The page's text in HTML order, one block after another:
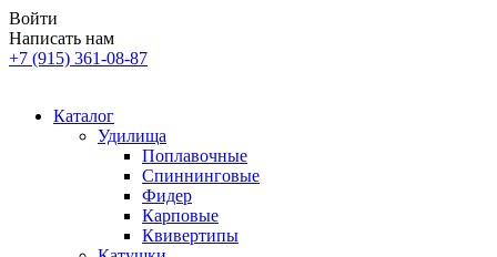
Войти
Написать нам
+7 (915) 361-08-87
Каталог
Удилища
Поплавочные
Спиннинговые
Фидер
Карповые
Квивертипы